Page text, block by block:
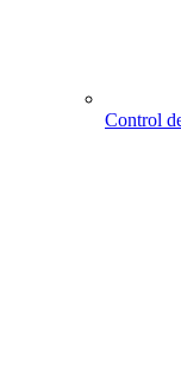
Control